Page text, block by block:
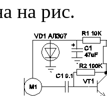
на рис.